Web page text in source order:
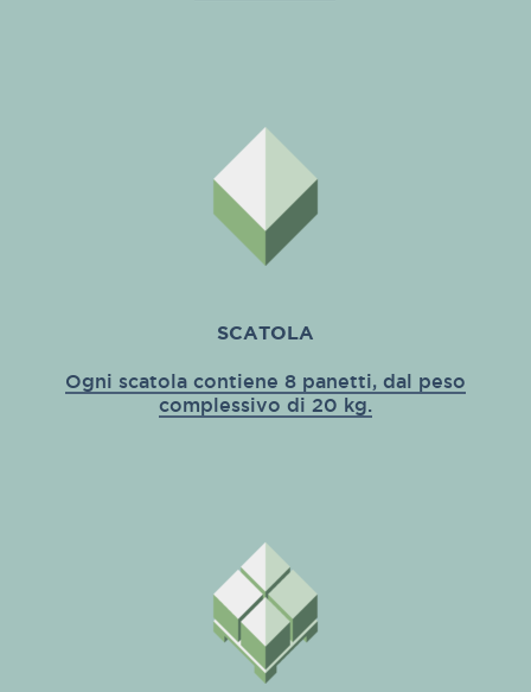
SCATOLA
Ogni scatola contiene 8 panetti, dal peso
complessivo di 20 kg.